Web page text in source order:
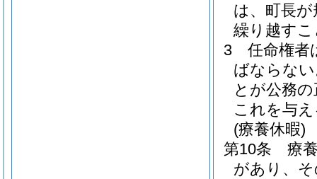
は、町長
繰り越す
3
任命権者
ばならな
とが公務
これを与
(療養休暇)
第10条
療
があり、